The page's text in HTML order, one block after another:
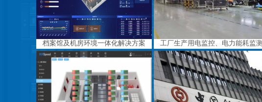
档案馆及机房环境一体化解决方案 工厂生产用电监控、电力能耗监测